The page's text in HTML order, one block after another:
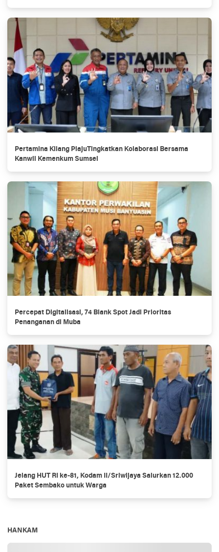
Pertamina Kilang PlajuTingkatkan Kolaborasi Bersama
Kanwil Kemenkum Sumsel
Percepat Digitalisasi, 74 Blank Spot Jadi Prioritas
Penanganan di Muba
Jelang HUT RI ke-81, Kodam II/Sriwijaya Salurkan 12.000
Paket Sembako untuk Warga
HANKAM